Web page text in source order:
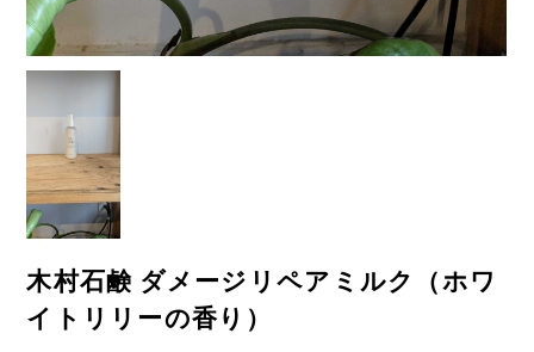
木村石鹸 ダメージリペアミルク（ホワ
イトリリーの香り）